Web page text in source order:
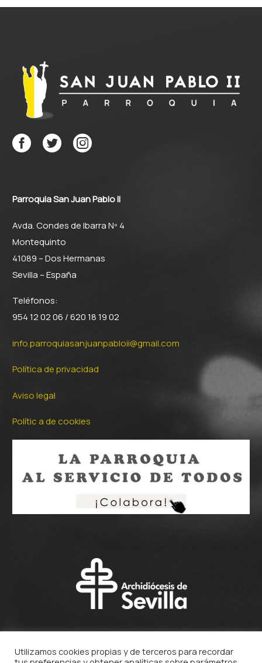
Parroquia San Juan Pablo II
Avda. Condes de Ibarra Nº 4
Montequinto
41089 – Dos Hermanas
Sevilla – España
Teléfonos:
954 12 02 06 / 620 18 19 02
info.parroquiasanjuanpabloii@gmail.com
Política de privacidad
Aviso legal
Polític a de cookies
Utilizamos cookies propias y de terceros para recordar